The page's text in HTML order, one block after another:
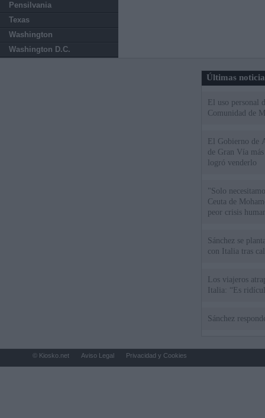
Pensilvania
Texas
Washington
Washington D.C.
Últimas
El uso personal
Comunidad de
El Gobierno de
de Gran Vía
logró venderlo
"Solo
Ceuta de
peor crisis
Sánchez se
con Italia tras
Los viajeros
Italia: “Es
Sánchez
© Kiosko.net Aviso Legal Privacidad y Cookies